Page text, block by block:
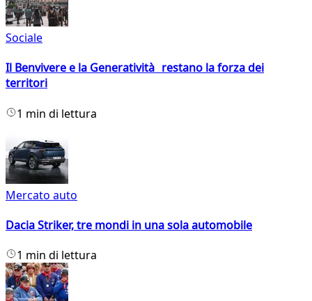
Sociale
Il Benvivere e la Generatività restano la forza dei
territori
1 min di lettura
Mercato auto
Dacia Striker, tre mondi in una sola automobile
1 min di lettura